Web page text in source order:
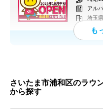
アル
埼玉
さいたま市浦和区のラウ
から探す